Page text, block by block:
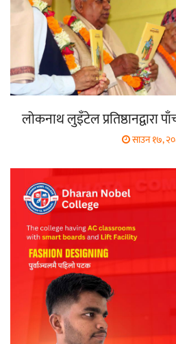
लोकनाथ लुइँटेल प्रतिष्ठानद्वारा
साउन १७,